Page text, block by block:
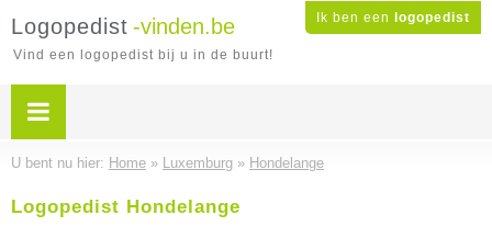
Ik ben een logopedist
Logopedist -vinden.be
Vind een logopedist bij u in de buurt!
U bent nu hier: Home » Luxemburg » Hondelange
Logopedist Hondelange